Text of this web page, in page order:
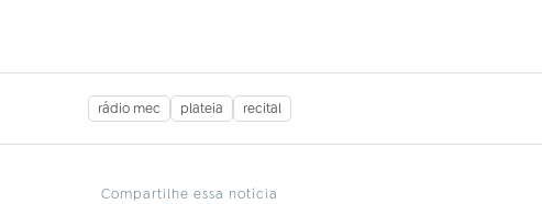
rádio mec plateia recital
Compartilhe essa notícia